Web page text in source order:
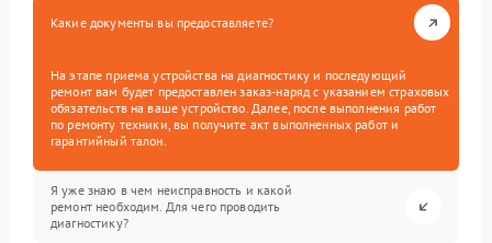
Какие документы вы предоставляете?
На этапе приема устройства на диагностику и последующий
ремонт вам будет предоставлен заказ-наряд с указанием страховых
обязательств на ваше устройство. Далее, после выполнения работ
по ремонту техники, вы получите акт выполненных работ и
гарантийный талон.
Я уже знаю в чем неисправность и какой
ремонт необходим. Для чего проводить
диагностику?